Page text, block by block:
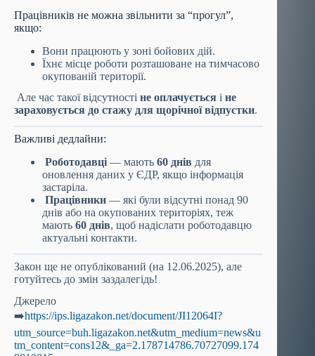
Працівників не можна звільнити за “прогул”,
якщо:
Вони працюють у зоні бойових дій.
Їхнє місце роботи розташоване на тимчасово
окупованій території.
Але час такої відсутності не оплачується і не
зараховується до стажу для щорічної відпустки.
Важливі дедлайни:
Роботодавці — мають 60 днів для
оновлення даних у ЄДР, якщо інформація
застаріла.
Працівники — які були відсутні понад 90
днів або на окупованих територіях, теж
мають 60 днів, щоб надіслати роботодавцю
актуальні контакти.
Закон ще не опублікований (на 12.06.2025), але
готуйтесь до змін заздалегідь!
Джерело
➡️https://ips.ligazakon.net/document/JI12064I?
utm_source=buh.ligazakon.net&utm_medium=news&u
tm_content=cons12&_ga=2.178714786.70727099.174